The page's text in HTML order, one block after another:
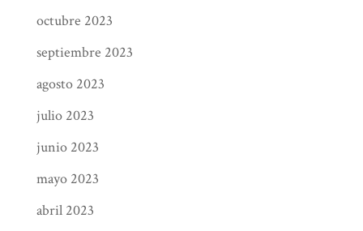
Signos de
agotamiento del
escritor
Reconocer los signos del
detenerlo en seco. Muchas veces,
los escritores pueden no darse
cuenta de que están totalmente en
octubre 2023
septiembre 2023
agosto 2023
julio 2023
junio 2023
mayo 2023
abril 2023